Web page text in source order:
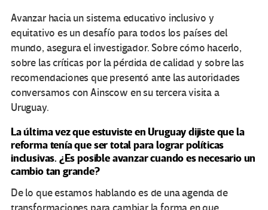
Avanzar hacia un sistema educativo inclusivo y
equitativo es un desafío para todos los países del
mundo, asegura el investigador. Sobre cómo hacerlo,
sobre las críticas por la pérdida de calidad y sobre las
recomendaciones que presentó ante las autoridades
conversamos con Ainscow en su tercera visita a
Uruguay.
La última vez que estuviste en Uruguay dijiste que la
reforma tenía que ser total para lograr políticas
inclusivas. ¿Es posible avanzar cuando es necesario un
cambio tan grande?
De lo que estamos hablando es de una agenda de